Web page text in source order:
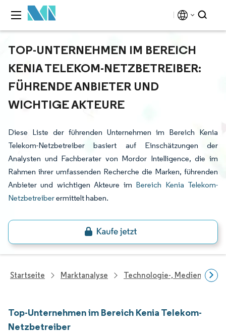
TOP-UNTERNEHMEN IM BEREICH
KENIA TELEKOM-NETZBETREIBER:
FÜHRENDE ANBIETER UND
WICHTIGE AKTEURE
Diese Liste der führenden Unternehmen im Bereich Kenia
Telekom-Netzbetreiber basiert auf Einschätzungen der
Analysten und Fachberater von Mordor Intelligence, die im
Rahmen ihrer umfassenden Recherche die Marken, führenden
Anbieter und wichtigen Akteure im Bereich Kenia Telekom-
Netzbetreiberermittelt haben.
Startseite Marktanalyse Technologie-, Medien- Und
Top-Unternehmen im Bereich Kenia Telekom-
Netzbetreiber